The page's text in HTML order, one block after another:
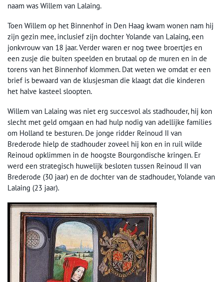
naam was Willem van Lalaing.
Toen Willem op het Binnenhof in Den Haag kwam wonen nam hij
zijn gezin mee, inclusief zijn dochter Yolande van Lalaing, een
jonkvrouw van 18 jaar. Verder waren er nog twee broertjes en
een zusje die buiten speelden en brutaal op de muren en in de
torens van het Binnenhof klommen. Dat weten we omdat er een
brief is bewaard van de klusjesman die klaagt dat die kinderen
het halve kasteel sloopten.
Willem van Lalaing was niet erg succesvol als stadhouder, hij kon
slecht met geld omgaan en had hulp nodig van adellijke families
om Holland te besturen. De jonge ridder Reinoud II van
Brederode hielp de stadhouder zoveel hij kon en in ruil wilde
Reinoud opklimmen in de hoogste Bourgondische kringen. Er
werd een strategisch huwelijk besloten tussen Reinoud II van
Brederode (30 jaar) en de dochter van de stadhouder, Yolande van
Lalaing (23 jaar).